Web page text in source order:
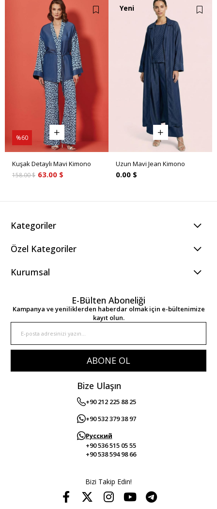
Kuşak Detaylı Mavi Kimono
63.00 $
158.00 $
%60
Uzun Mavi Jean Kimono
0.00 $
Yeni
Kategoriler
Özel Kategoriler
Kurumsal
E-Bülten Aboneliği
Kampanya ve yeniliklerden haberdar olmak için e-bültenimize
kayıt olun.
ABONE OL
Bize Ulaşın
+90 212 225 88 25
+90 532 379 38 97
Русский
+90 536 515 05 55
+90 538 594 98 66
Bizi Takip Edin!